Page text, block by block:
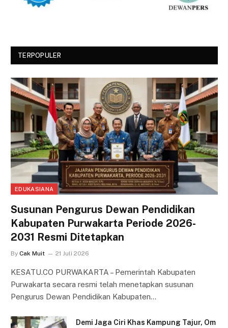
TERPOPULER
EDUKASIANA
Susunan Pengurus Dewan Pendidikan
Kabupaten Purwakarta Periode 2026-
2031 Resmi Ditetapkan
By Cak Muit 21 Juli 2026
KESATU.CO PURWAKARTA – Pemerintah Kabupaten
Purwakarta secara resmi telah menetapkan susunan
Pengurus Dewan Pendidikan Kabupaten…
Demi Jaga Ciri Khas Kampung Tajur, Om